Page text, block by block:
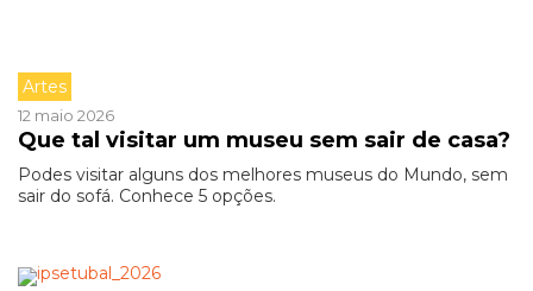
Artes
12 maio 2026
Que tal visitar um museu sem sair de casa?
Podes visitar alguns dos melhores museus do Mundo, sem
sair do sofá. Conhece 5 opções.